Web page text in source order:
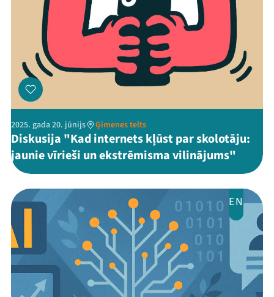
Programma
Arhīvs
Viņi bija LAMPĀ 2026
Ziedo
Veikals
Kontakti
2025. gada 20. jūnijs Ģimenes telts
Diskusija "Kad internets kļūst par skolotāju:
jaunie vīrieši un ekstrēmisma vilinājums"
EN